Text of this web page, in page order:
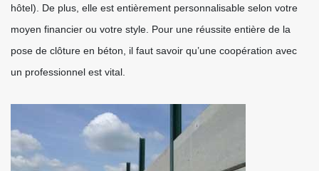
hôtel). De plus, elle est entièrement personnalisable selon votre
moyen financier ou votre style. Pour une réussite entière de la
pose de clôture en béton, il faut savoir qu’une coopération avec
un professionnel est vital.